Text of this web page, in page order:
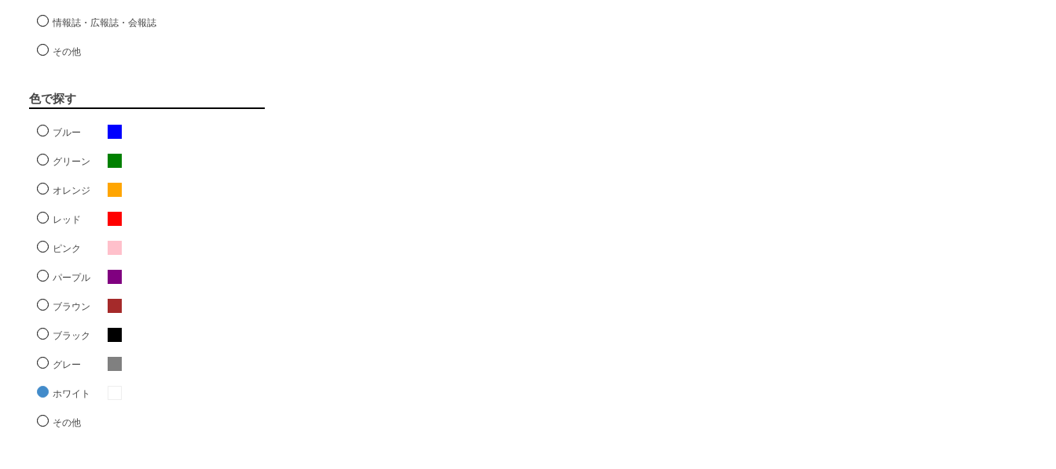
情報誌・広報誌・会報誌
その他
色で探す
ブルー
グリーン
オレンジ
レッド
ピンク
パープル
ブラウン
ブラック
グレー
ホワイト
その他